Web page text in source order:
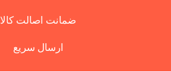
ضمانت اصالت کالا
ارسال سریع